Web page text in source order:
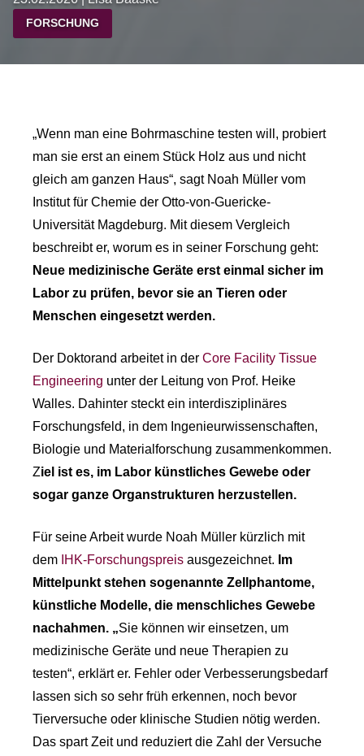
FORSCHUNG
„Wenn man eine Bohrmaschine testen will, probiert
man sie erst an einem Stück Holz aus und nicht
gleich am ganzen Haus“, sagt Noah Müller vom
Institut für Chemie der Otto-von-Guericke-
Universität Magdeburg. Mit diesem Vergleich
beschreibt er, worum es in seiner Forschung geht:
Neue medizinische Geräte erst einmal sicher im
Labor zu prüfen, bevor sie an Tieren oder
Menschen eingesetzt werden.
Der Doktorand arbeitet in der Core Facility Tissue
Engineering unter der Leitung von Prof. Heike
Walles. Dahinter steckt ein interdisziplinäres
Forschungsfeld, in dem Ingenieurwissenschaften,
Biologie und Materialforschung zusammenkommen.
Ziel ist es, im Labor künstliches Gewebe oder
sogar ganze Organstrukturen herzustellen.
Für seine Arbeit wurde Noah Müller kürzlich mit
dem IHK-Forschungspreis ausgezeichnet. Im
Mittelpunkt stehen sogenannte Zellphantome,
künstliche Modelle, die menschliches Gewebe
nachahmen. „Sie können wir einsetzen, um
medizinische Geräte und neue Therapien zu
testen“, erklärt er. Fehler oder Verbesserungsbedarf
lassen sich so sehr früh erkennen, noch bevor
Tierversuche oder klinische Studien nötig werden.
Das spart Zeit und reduziert die Zahl der Versuche